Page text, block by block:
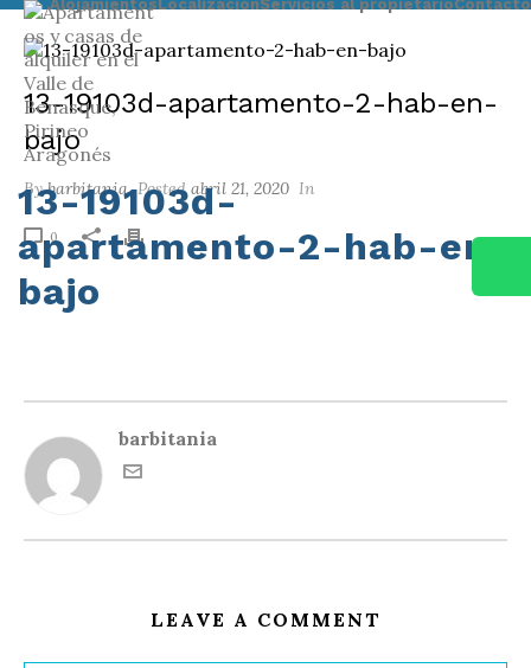
Alojamientos LocalizaciónServicios al propietarioContacto
13-19103d-
apartamento-2-hab-en-
bajo
13-19103d-apartamento-2-hab-en-
bajo
Bybarbitania Postedabril 21, 2020 In
0
barbitania
LEAVE A COMMENT